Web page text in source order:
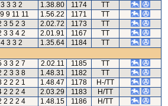
3 3 3 2 1.38.80 1174
TT
9 11 11 1.56.22 1171
TT
3 5 2 3 2.02.72 1173
TT
3 3 4 2 2.01.91 1167
TT
4 3 3 2 1.35.64 1184
TT
3 3 2 7 2.02.11 1185
TT
2 3 3 8 1.48.31 1182
TT
2 2 2 1 1.48.47 1178
H-/TT
2 2 2 4 2.03.29 1183
H/TT
2 2 2 4 1.48.15 1186
H/TT